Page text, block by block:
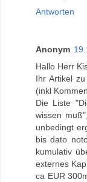
Antworten
Anonym
Hallo Herr
Ihr Artikel
(inkl
Die Liste
wissen
unbedingt
bis dato
kumulativ
externes
ca EUR